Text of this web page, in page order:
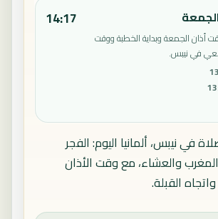
الجمعة وبداية الخطبة ووقت
في نيبس.
14:17
في نيبس، ألمانيا اليوم: الفجر
والعشاء، مع وقت الأذان
القبلة.